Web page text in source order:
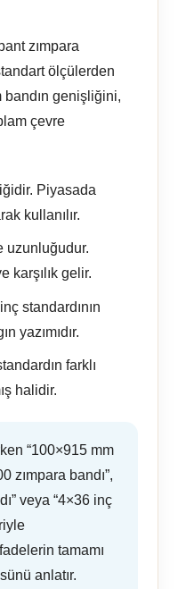
zımpara
ölçülerden
genişliğini,
çevre
Piyasada
kullanılır.
uzunluğudur.
karşılık gelir.
standardının
yazımıdır.
farklı
halidir.
“100×915 mm
zımpara bandı”,
veya “4×36 inç
tamamı
anlatır.